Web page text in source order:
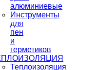
алюминиевые
Инструменты
для
пен
и
герметиков
Теплоизоляция